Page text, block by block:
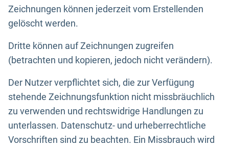
Zeichnungen können jederzeit vom Erstellenden
gelöscht werden.
Dritte können auf Zeichnungen zugreifen
(betrachten und kopieren, jedoch nicht verändern).
Der Nutzer verpflichtet sich, die zur Verfügung
stehende Zeichnungsfunktion nicht missbräuchlich
zu verwenden und rechtswidrige Handlungen zu
unterlassen. Datenschutz- und urheberrechtliche
Vorschriften sind zu beachten. Ein Missbrauch wird